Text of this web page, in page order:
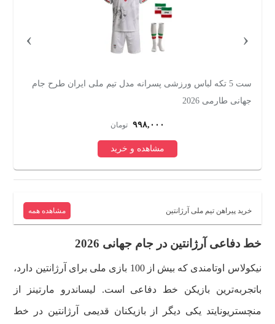
ست 5 تکه لباس ورزشی پسرانه مدل تیم ملی ایران طرح جام
جهانی طارمی 2026
۹۹۸,۰۰۰ تومان
مشاهده و خرید
‹
›
خرید پیراهن تیم ملی آرژانتین مشاهده همه
خط دفاعی آرژانتین در جام جهانی 2026
نیکولاس اوتامندی که بیش از 100 بازی ملی برای آرژانتین دارد،
باتجربه‌ترین بازیکن خط دفاعی است. لیساندرو مارتینز از
منچستریونایتد یکی دیگر از بازیکنان قدیمی آرژانتین در خط